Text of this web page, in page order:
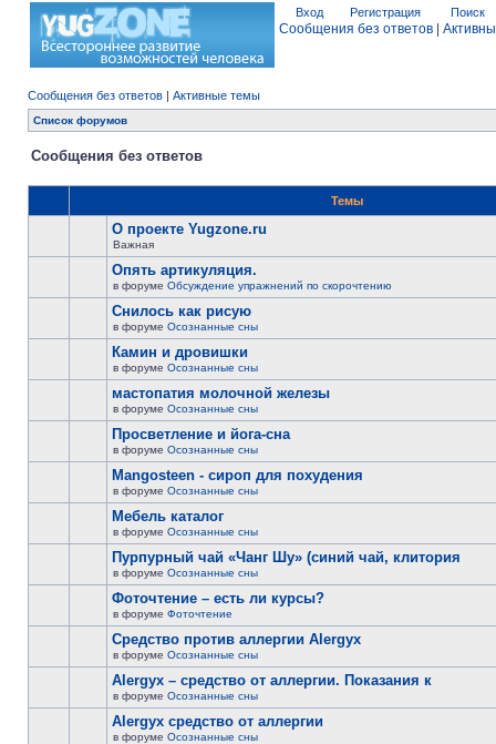
Вход Регистрация Поиск
Сообщения без ответов
Сообщения без ответов | Активные темы
Список форумов
Сообщения без ответов
Темы
О проекте Yugzone.ru
Важная
Опять артикуляция.
в форуме Обсуждение упражнений по скорочтению
Снилось как рисую
в форуме Осознанные сны
Камин и дровишки
в форуме Осознанные сны
мастопатия молочной железы
в форуме Осознанные сны
Просветление и йога-сна
в форуме Осознанные сны
Mangosteen - сироп для похудения
в форуме Осознанные сны
Мебель каталог
в форуме Осознанные сны
Пурпурный чай «Чанг Шу» (синий чай, клитория
в форуме Осознанные сны
Фоточтение – есть ли курсы?
в форуме Фоточтение
Cредство против аллергии Alergyx
в форуме Осознанные сны
Alergyx – средство от аллергии. Показания к
в форуме Осознанные сны
Alergyx средство от аллергии
в форуме Осознанные сны